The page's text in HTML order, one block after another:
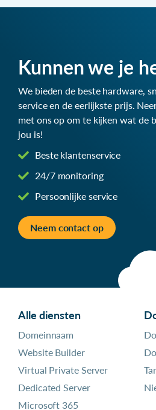
Kunnen we je
We bieden de beste hardware,
service en de eerlijkste prijs.
met ons op om te kijken wat de
jou is!
Beste klantenservice
24/7 monitoring
Persoonlijke service
Neem contact op
Alle diensten
Domeinnaam
Website Builder
Virtual Private Server
Dedicated Server
Microsoft 365